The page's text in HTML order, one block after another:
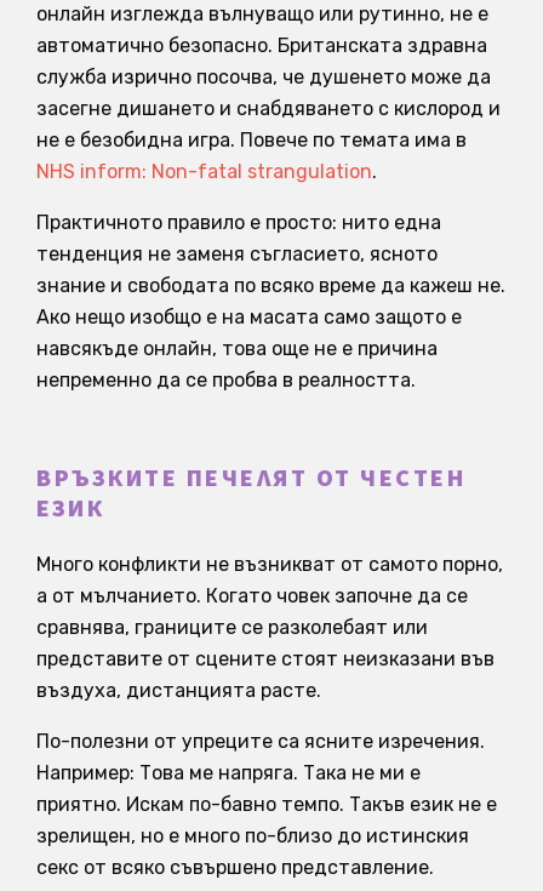
онлайн изглежда вълнуващо или рутинно, не е
автоматично безопасно. Британската здравна
служба изрично посочва, че душенето може да
засегне дишането и снабдяването с кислород и
не е безобидна игра. Повече по темата има в
NHS inform: Non-fatal strangulation.
Практичното правило е просто: нито една
тенденция не заменя съгласието, ясното
знание и свободата по всяко време да кажеш не.
Ако нещо изобщо е на масата само защото е
навсякъде онлайн, това още не е причина
непременно да се пробва в реалността.
ВРЪЗКИТЕ ПЕЧЕЛЯТ ОТ ЧЕСТЕН
ЕЗИК
Много конфликти не възникват от самото порно,
а от мълчанието. Когато човек започне да се
сравнява, границите се разколебаят или
представите от сцените стоят неизказани във
въздуха, дистанцията расте.
По-полезни от упреците са ясните изречения.
Например: Това ме напряга. Така не ми е
приятно. Искам по-бавно темпо. Такъв език не е
зрелищен, но е много по-близо до истинския
секс от всяко съвършено представление.